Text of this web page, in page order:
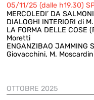
05/11/25 (dalle h19.30)
MERCOLEDI’ DA SALMONI
DIALOGHI INTERIORI di
LA FORMA DELLE
Moretti
ENGANZIBAO JAMMING
Giovacchini, M.
OTTOBRE 2025